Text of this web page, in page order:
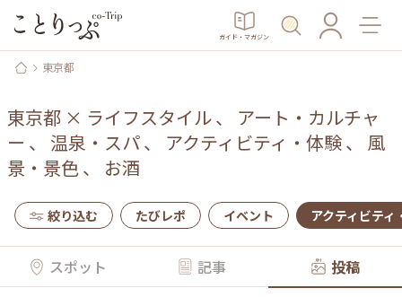
ガイド・マガジン
東京都
東京都 × ライフスタイル、 アート・カルチャ
ー 、 温泉・スパ、 アクティビティ・体験、 風
景・景色、 お酒
絞り込む たびレポ イベント アクティビティ
スポット 記事 投稿